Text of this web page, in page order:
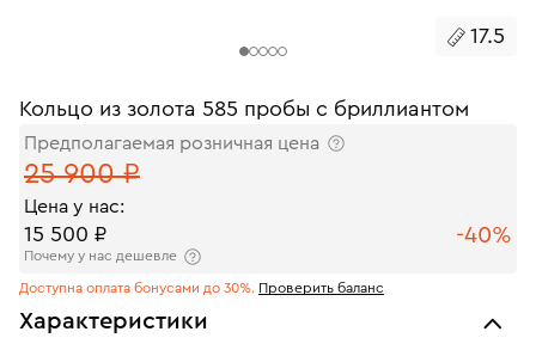
17.5
Кольцо из золота 585 пробы с бриллиантом
Предполагаемая розничная цена
25 900 ₽
Цена у нас:
15 500 ₽ -40%
Почему у нас дешевле
Доступна оплата бонусами до 30%. Проверить баланс
Характеристики